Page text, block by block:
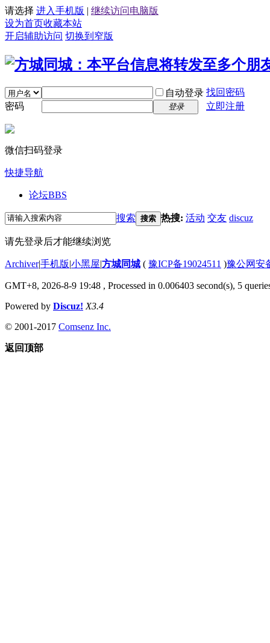
请选择 进入手机版 | 继续访问电脑版
设为首页收藏本站
开启辅助访问 切换到窄版
自动登录 找回密码
密码
登录 立即注册
微信扫码登录
快捷导航
论坛BBS
搜索 搜索 热搜: 活动 交友 discuz
请先登录后才能继续浏览
Archiver|手机版|小黑屋|方城同城 ( 豫ICP备19024511 )豫公网安
GMT+8, 2026-8-9 19:48 , Processed in 0.006403 second(s), 5
Powered by Discuz! X3.4
© 2001-2017 Comsenz Inc.
返回顶部